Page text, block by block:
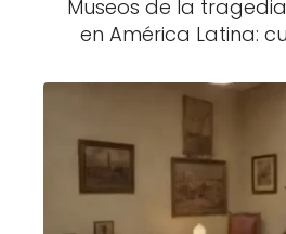
Museos de la
en América Latina: